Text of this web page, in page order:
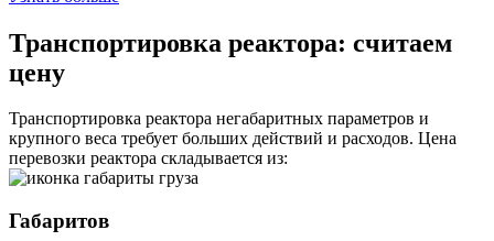
Транспортировка реактора: считаем
цену
Транспортировка реактора негабаритных параметров и
крупного веса требует больших действий и расходов. Цена
перевозки реактора складывается из:
Габаритов